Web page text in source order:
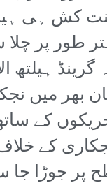
کش ہی
طور پر
ہیلتھ
بھر میں
کے
نجکاری کے
پر جوڑا جا